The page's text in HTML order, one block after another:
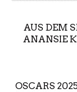
AUS DEM
ANANSIE
OSCARS